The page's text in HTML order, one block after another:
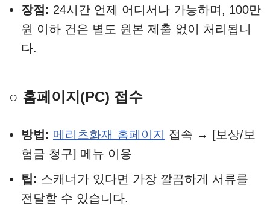
장점: 24시간 언제 어디서나 가능하며, 100만
원 이하 건은 별도 원본 제출 없이 처리됩니
다.
○ 홈페이지(PC) 접수
방법: 메리츠화재 홈페이지
접속 → [보상/보
험금 청구] 메뉴 이용
팁: 스캐너가 있다면 가장 깔끔하게 서류를
전달할 수 있습니다.